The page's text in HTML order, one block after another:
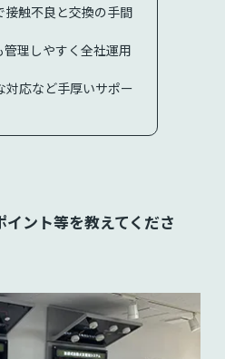
接触不良と交換の手間
管理しやすく全社運用
対応など手厚いサポー
イント等を教えてくださ